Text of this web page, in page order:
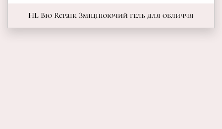
HL Bio Repair Зміцнюючий гель для обличчя